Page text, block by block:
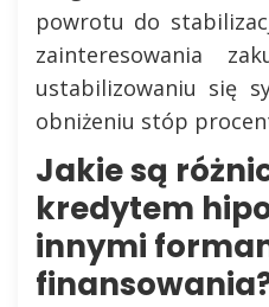
powrotu do
zainteresowania
ustabilizowaniu się
obniżeniu stóp
Jakie są
kredytem
innymi